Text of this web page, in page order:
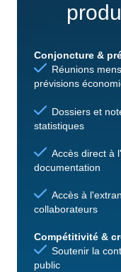
Conjoncture &
Réunions
prévisions
Dossiers et
statistiques
Accès direct à
documentation
Accès à
collaborateurs
Compétitivité &
Soutenir la
public